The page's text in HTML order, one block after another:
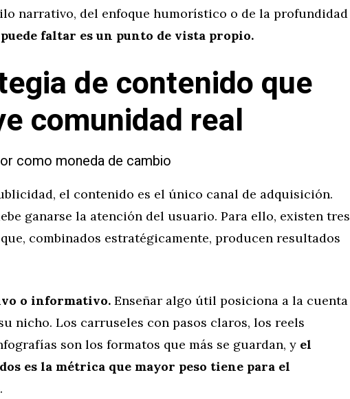
narrativo, del enfoque humorístico o de la profundidad
faltar es un punto de vista propio.
de contenido que
comunidad real
como moneda de cambio
el contenido es el único canal de adquisición.
ganarse la atención del usuario. Para ello, existen tres
combinados estratégicamente, producen resultados
o informativo. Enseñar algo útil posiciona a la cuenta
nicho. Los carruseles con pasos claros, los reels
son los formatos que más se guardan, y el
es la métrica que mayor peso tiene para el
.